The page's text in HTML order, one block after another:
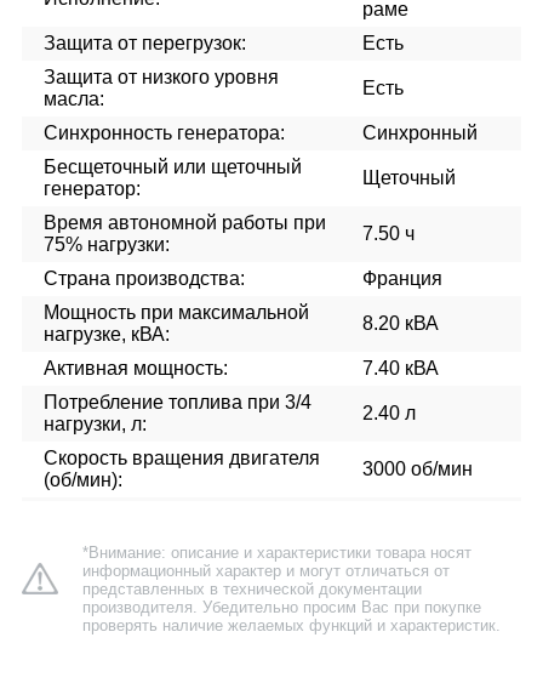
раме
Защита от перегрузок:
Есть
Защита от низкого уровня
масла:
Есть
Синхронность генератора:
Синхронный
Бесщеточный или щеточный
генератор:
Щеточный
Время автономной работы при
75% нагрузки:
7.50 ч
Страна производства:
Франция
Мощность при максимальной
нагрузке, кВА:
8.20 кВА
Активная мощность:
7.40 кВА
Потребление топлива при 3/4
нагрузки, л:
2.40 л
Скорость вращения двигателя
(об/мин):
3000 об/мин
*Внимание: описание и характеристики товара носят
информационный характер и могут отличаться от
представленных в технической документации
производителя. Убедительно просим Вас при покупке
проверять наличие желаемых функций и характеристик.